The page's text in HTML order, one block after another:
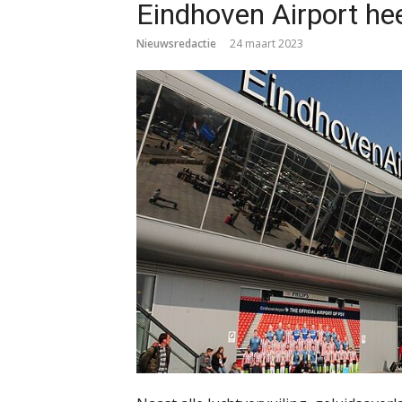
Eindhoven Airport
Nieuwsredactie 24 maart 2023